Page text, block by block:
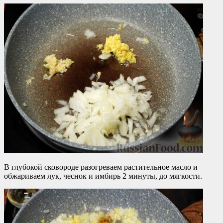
В глубокой сковороде разогреваем растительное масло и
обжариваем лук, чеснок и имбирь 2 минуты, до мягкости.